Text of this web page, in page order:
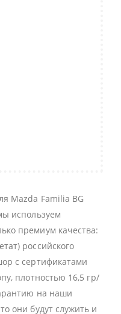
Mazda Familia BG
используем
премиум качества:
российского
с сертификатами
плотностью 16,5 гр/
на наши
они будут служить и